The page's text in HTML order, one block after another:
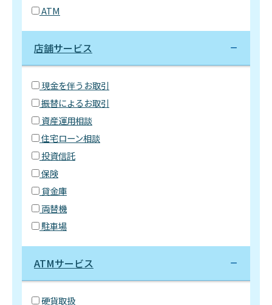
ATM
店舗サービス
現金を伴うお取引
振替によるお取引
資産運用相談
住宅ローン相談
投資信託
保険
貸金庫
両替機
駐車場
ATMサービス
硬貨取扱